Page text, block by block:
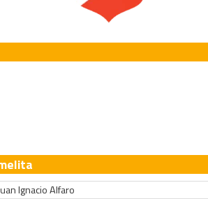
Ignacio Alfaro